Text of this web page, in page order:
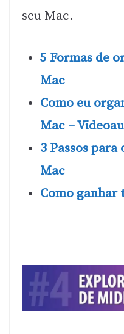
seu Mac.
5 Formas de
Mac
Como eu
Mac –
3 Passos
Mac
Como ganhar